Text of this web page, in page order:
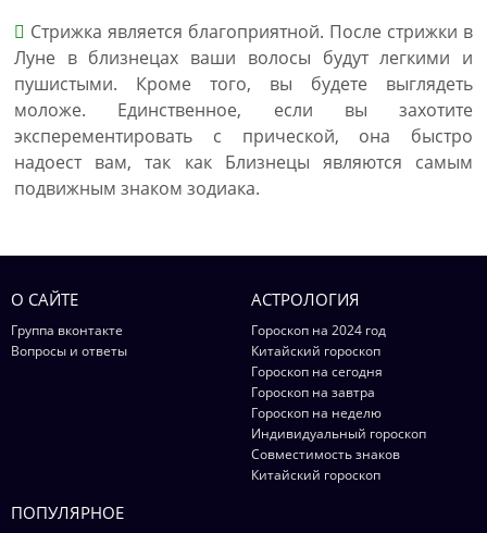
Стрижка является благоприятной. После стрижки в
Луне в близнецах ваши волосы будут легкими и
пушистыми. Кроме того, вы будете выглядеть
моложе. Единственное, если вы захотите
эксперементировать с прической, она быстро
надоест вам, так как Близнецы являются самым
подвижным знаком зодиака.
О САЙТЕ
Группа вконтакте
Вопросы и ответы
АСТРОЛОГИЯ
Гороскоп на 2024 год
Китайский гороскоп
Гороскоп на сегодня
Гороскоп на завтра
Гороскоп на неделю
Индивидуальный гороскоп
Совместимость знаков
Китайский гороскоп
ПОПУЛЯРНОЕ